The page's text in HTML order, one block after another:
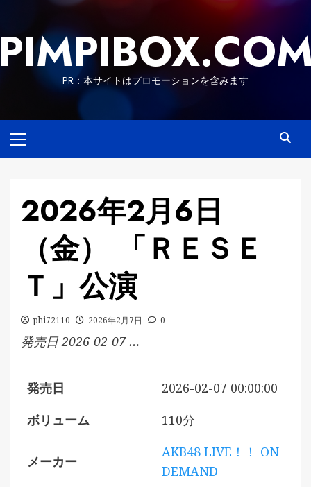
content
PR：本サイトはプロモーションを含みます
Menu
2026年2月6日
（金） 「ＲＥＳＥ
Ｔ」公演
phi72110 2026年2月7日 0
発売日 2026-02-07 …
発売日
2026-02-07 00:00:00
ボリューム
110分
メーカー
AKB48 LIVE！！ ON
DEMAND